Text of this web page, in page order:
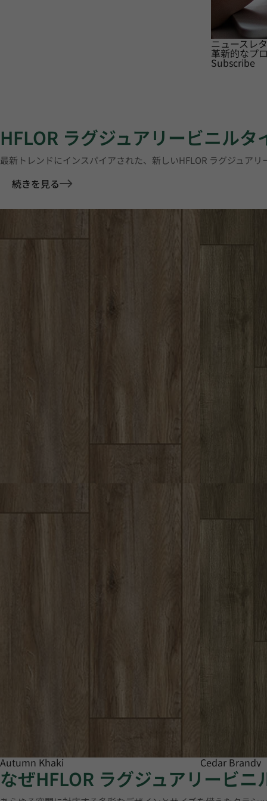
ニュースレ
革新的なプ
Subscribe
HFLOR ラグジュアリービニル
最新トレンドにインスパイアされた、新しいHFLOR ラグジュア
続きを見る
Autumn Khaki Cedar Brandy
なぜHFLOR ラグジュアリービ